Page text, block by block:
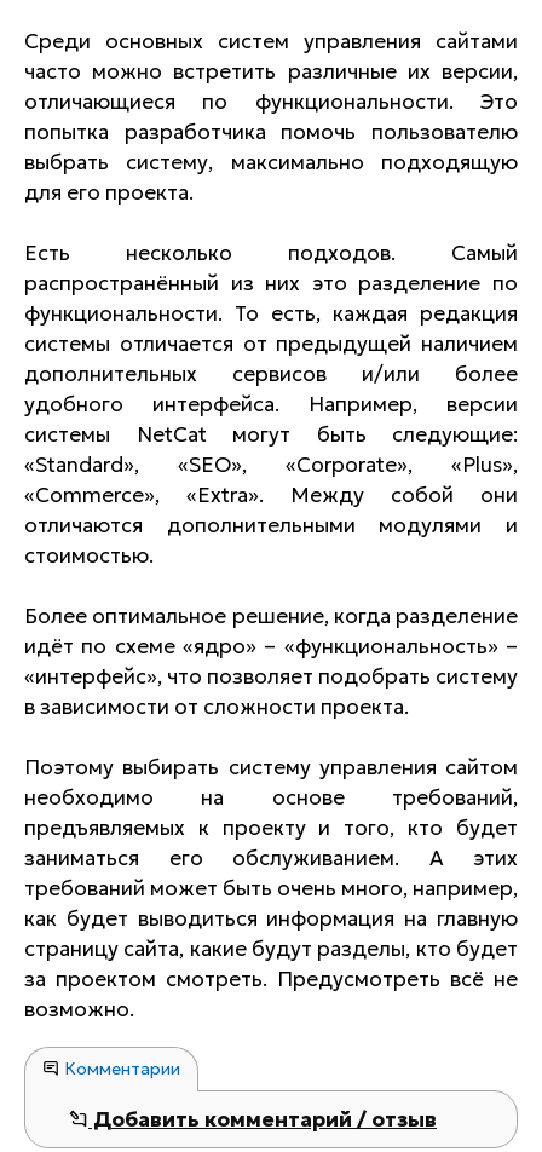
Среди основных систем управления сайтами
часто можно встретить различные их версии,
отличающиеся по функциональности. Это
попытка разработчика помочь пользователю
выбрать систему, максимально подходящую
для его проекта.
Есть несколько подходов. Самый
распространённый из них это разделение по
функциональности. То есть, каждая редакция
системы отличается от предыдущей наличием
дополнительных сервисов и/или более
удобного интерфейса. Например, версии
системы NetCat могут быть следующие:
«Standard», «SEO», «Corporate», «Plus»,
«Commerce», «Extra». Между собой они
отличаются дополнительными модулями и
стоимостью.
Более оптимальное решение, когда разделение
идёт по схеме «ядро» – «функциональность» –
«интерфейс», что позволяет подобрать систему
в зависимости от сложности проекта.
Поэтому выбирать систему управления сайтом
необходимо на основе требований,
предъявляемых к проекту и того, кто будет
заниматься его обслуживанием. А этих
требований может быть очень много, например,
как будет выводиться информация на главную
страницу сайта, какие будут разделы, кто будет
за проектом смотреть. Предусмотреть всё не
возможно.
Комментарии
Добавить комментарий / отзыв